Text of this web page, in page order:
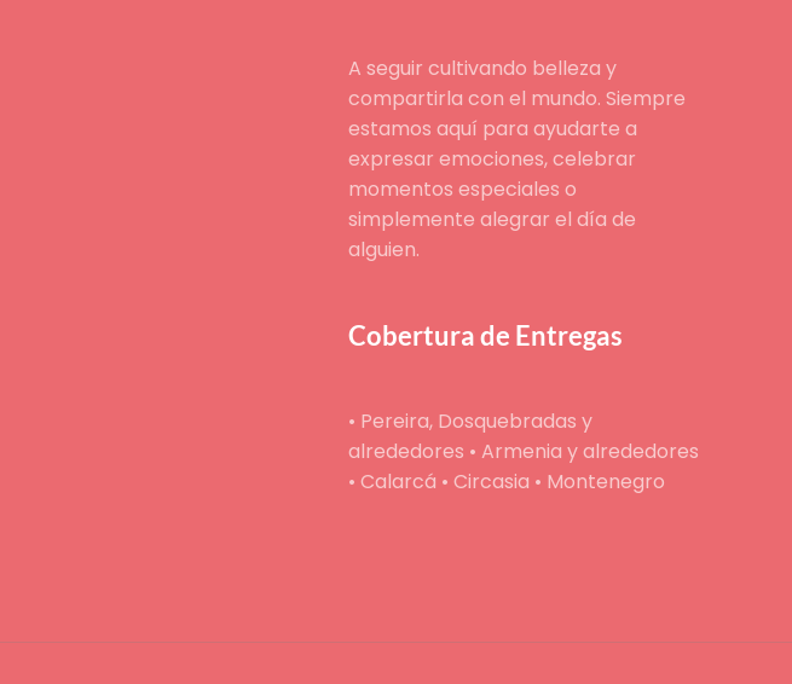
A seguir cultivando belleza y
compartirla con el mundo. Siempre
estamos aquí para ayudarte a
expresar emociones, celebrar
momentos especiales o
simplemente alegrar el día de
alguien.
Cobertura de Entregas
• Pereira, Dosquebradas y
alrededores • Armenia y alrededores
• Calarcá • Circasia • Montenegro